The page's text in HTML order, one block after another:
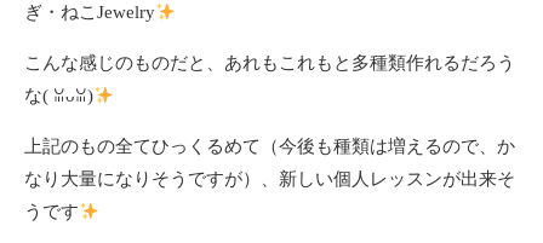
ぎ・ねこJewelry
こんな感じのものだと、あれもこれもと多種類作れるだろう
な(⁠ ⁠ꈍ⁠ᴗ⁠ꈍ⁠)
上記のもの全てひっくるめて（今後も種類は増えるので、か
なり大量になりそうですが）、新しい個人レッスンが出来そ
うです